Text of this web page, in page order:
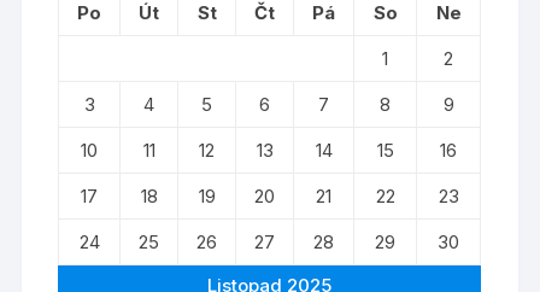
Listopad 2025
Po Út St Čt Pá So
Ne
1
2
3
4 5 6 7 8
9
10
11 12 13 14 15
16
17
18 19 20 21 22
23
24
25 26 27 28 29 30